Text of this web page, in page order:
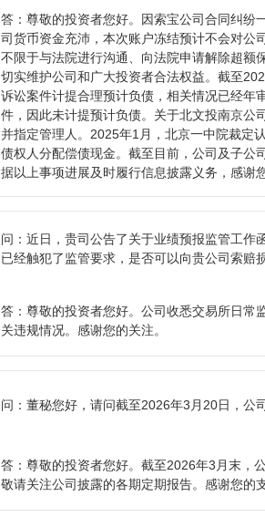
答： 尊敬的投资者您好。因索宝公司合同纠纷
司货币资金充沛，本次账户冻结预计不会对公
不限于与法院进行沟通、向法院申请解除超额
切实维护公司和广大投资者合法权益。截至
诉讼案件计提合理预计负债，相关情况已经年
件，因此未计提预计负债。关于北文投南京公
并指定管理人。2025年1月，北京一中院裁定
债权人分配偿债现金。截至目前，公司及子公
据以上事项进展及时履行信息披露义务，感谢
问： 近日，贵司公告了关于业绩预报监管工作
已经触犯了监管要求，是否可以向贵公司索赔
答： 尊敬的投资者您好。公司收悉交易所日常
关违规情况。感谢您的关注。
问： 董秘您好，请问截至2026年3月20日，公
答： 尊敬的投资者您好。截至2026年3月末，
敬请关注公司披露的各期定期报告。感谢您的支